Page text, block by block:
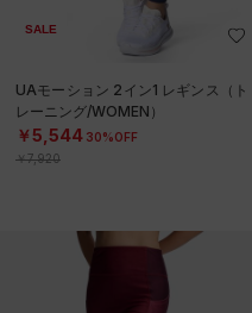
SALE
UAモーション 2イン1 レギンス（ト
レーニング/WOMEN）
￥5,544 30%OFF
￥7,920